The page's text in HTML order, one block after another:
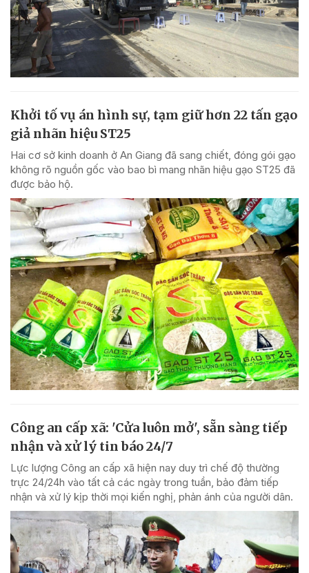
Khởi tố vụ án hình sự, tạm giữ hơn 22 tấn gạo
giả nhãn hiệu ST25
Hai cơ sở kinh doanh ở An Giang đã sang chiết, đóng gói gạo
không rõ nguồn gốc vào bao bì mang nhãn hiệu gạo ST25 đã
được bảo hộ.
Công an cấp xã: 'Cửa luôn mở', sẵn sàng tiếp
nhận và xử lý tin báo 24/7
Lực lượng Công an cấp xã hiện nay duy trì chế độ thường
trực 24/24h vào tất cả các ngày trong tuần, bảo đảm tiếp
nhận và xử lý kịp thời mọi kiến nghị, phản ánh của người dân.